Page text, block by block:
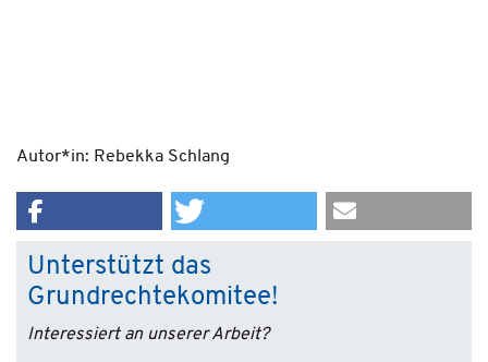
Autor*in: Rebekka Schlang
Unterstützt das
Grundrechtekomitee!
Interessiert an unserer Arbeit?